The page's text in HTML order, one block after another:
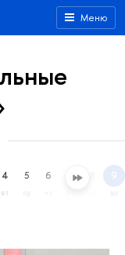
Меню
4
вт
5 6 7 9
вс